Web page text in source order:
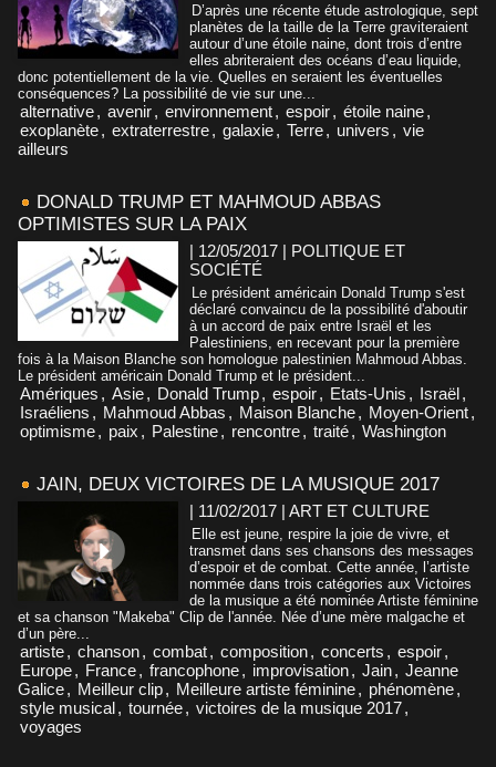
D’après une récente étude astrologique, sept
planètes de la taille de la Terre graviteraient
autour d’une étoile naine, dont trois d’entre
elles abriteraient des océans d’eau liquide,
donc potentiellement de la vie. Quelles en seraient les éventuelles
conséquences? La possibilité de vie sur une...
alternative, avenir, environnement, espoir, étoile naine,
exoplanète, extraterrestre, galaxie, Terre, univers , vie
ailleurs
DONALD TRUMP ET MAHMOUD ABBAS
OPTIMISTES SUR LA PAIX
| 12/05/2017 | POLITIQUE ET
SOCIÉTÉ
Le président américain Donald Trump s'est
déclaré convaincu de la possibilité d'aboutir
à un accord de paix entre Israël et les
Palestiniens, en recevant pour la première
fois à la Maison Blanche son homologue palestinien Mahmoud Abbas.
Le président américain Donald Trump et le président...
Amériques , Asie, Donald Trump, espoir, Etats-Unis , Israël,
Israéliens , Mahmoud Abbas , Maison Blanche, Moyen-Orient,
optimisme, paix , Palestine, rencontre, traité, Washington
JAIN, DEUX VICTOIRES DE LA MUSIQUE 2017
| 11/02/2017 | ART ET CULTURE
Elle est jeune, respire la joie de vivre, et
transmet dans ses chansons des messages
d’espoir et de combat. Cette année, l’artiste
nommée dans trois catégories aux Victoires
de la musique a été nominée Artiste féminine
et sa chanson "Makeba" Clip de l'année. Née d’une mère malgache et
d’un père...
artiste, chanson, combat, composition, concerts , espoir,
Europe, France, francophone, improvisation, Jain, Jeanne
Galice, Meilleur clip, Meilleure artiste féminine, phénomène,
style musical, tournée, victoires de la musique 2017,
voyages